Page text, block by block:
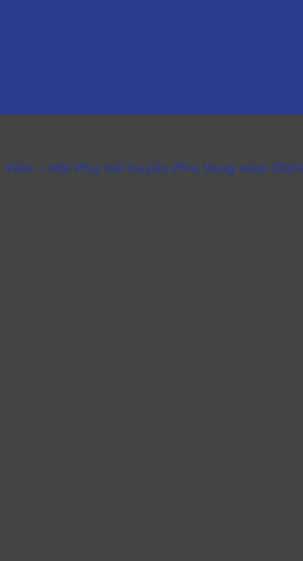
– Hội Phụ Nữ huyện Phú Vang năm 2024